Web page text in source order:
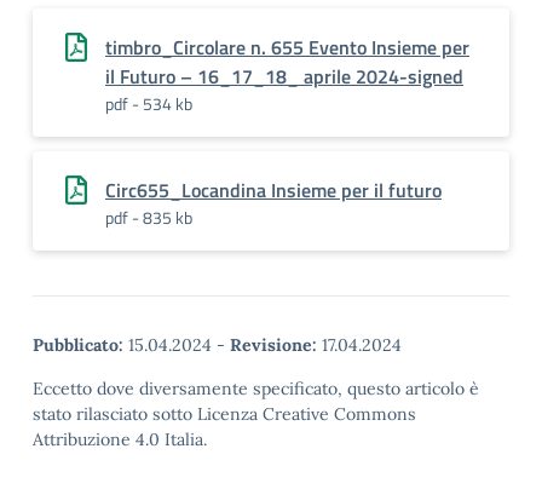
timbro_Circolare n. 655 Evento Insieme per
il Futuro – 16_17_18_ aprile 2024-signed
pdf - 534 kb
Circ655_Locandina Insieme per il futuro
pdf - 835 kb
Pubblicato: 15.04.2024 - Revisione: 17.04.2024
Eccetto dove diversamente specificato, questo articolo è
stato rilasciato sotto Licenza Creative Commons
Attribuzione 4.0 Italia.